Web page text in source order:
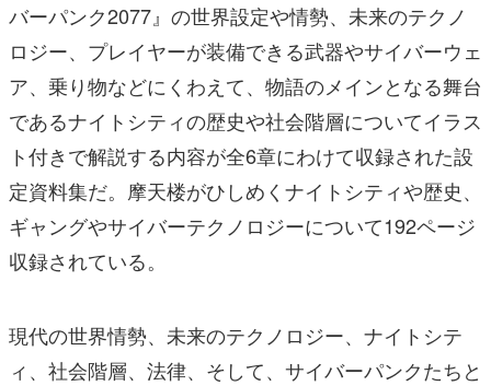
バーパンク2077』の世界設定や情勢、未来のテクノ
ロジー、プレイヤーが装備できる武器やサイバーウェ
ア、乗り物などにくわえて、物語のメインとなる舞台
であるナイトシティの歴史や社会階層についてイラス
ト付きで解説する内容が全6章にわけて収録された設
定資料集だ。摩天楼がひしめくナイトシティや歴史、
ギャングやサイバーテクノロジーについて192ページ
収録されている。
現代の世界情勢、未来のテクノロジー、ナイトシテ
ィ、社会階層、法律、そして、サイバーパンクたちと